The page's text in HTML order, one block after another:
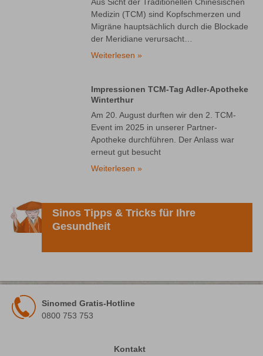
Medizin (TCM) sind Kopfschmerzen und
Migräne hauptsächlich durch die Blockade
der Meridiane verursacht…
Weiterlesen »
Impressionen TCM-Tag Adler-Apotheke
Winterthur
Am 20. August durften wir den 2. TCM-
Event im 2025 in unserer Partner-
Apotheke durchführen. Der Anlass war
erneut gut besucht
Weiterlesen »
Sinos Tipps & Tricks für Ihre
Gesundheit
Sinomed Gratis-Hotline
0800 753 753
Kontakt